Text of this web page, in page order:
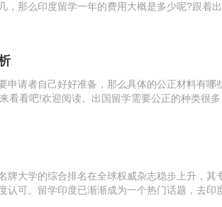
，那么印度留学一年的费用大概是多少呢?跟着
申请者自己好好准备，那么具体的公正材料有哪
看看吧!欢迎阅读。出国留学需要公正的种类很
牌大学的综合排名在全球权威杂志稳步上升，其
认可。留学印度已渐渐成为一个热门话题，去印